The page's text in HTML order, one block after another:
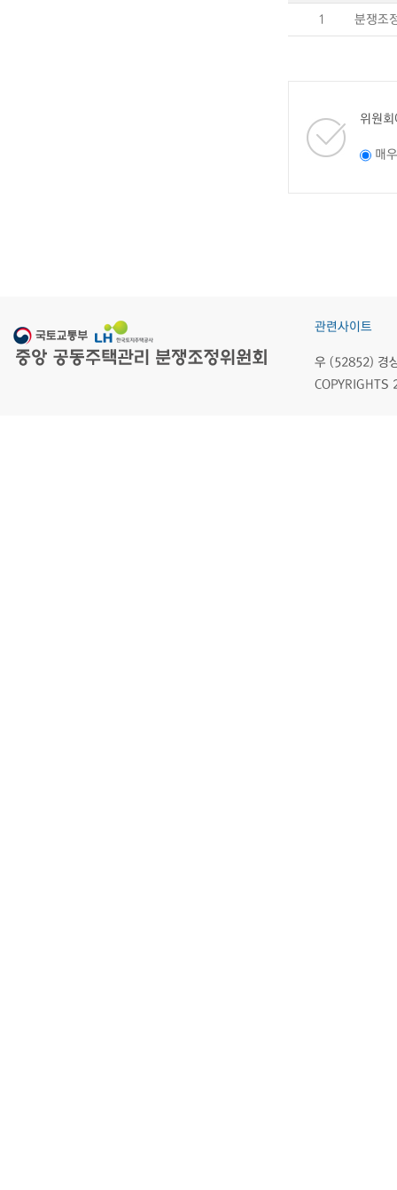
1 분쟁조
위원
매
관련사이트
우 (52852) 경
COPYRIGHTS